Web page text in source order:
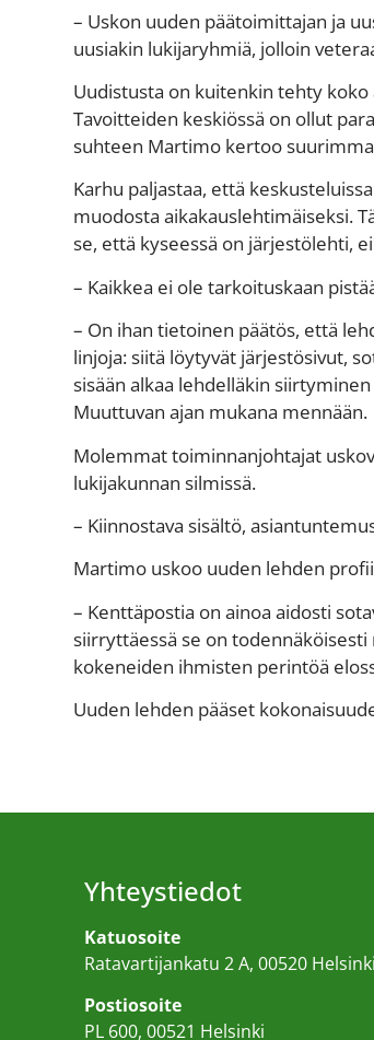
– Uskon uuden päätoimittajan ja
uusiakin lukijaryhmiä, jolloin
Uudistusta on kuitenkin tehty koko
Tavoitteiden keskiössä on ollut
suhteen Martimo kertoo
Karhu paljastaa, että
muodosta aikakauslehtimäiseksi.
se, että kyseessä on järjestölehti,
– Kaikkea ei ole tarkoituskaan
– On ihan tietoinen päätös, että
linjoja: siitä löytyvät järjestösivut,
sisään alkaa lehdelläkin
Muuttuvan ajan mukana mennään.
Molemmat toiminnanjohtajat
lukijakunnan silmissä.
– Kiinnostava sisältö,
Martimo uskoo uuden lehden
– Kenttäpostia on ainoa aidosti
siirryttäessä se on
kokeneiden ihmisten perintöä
Uuden lehden pääset
Yhteystiedot
Katuosoite
Ratavartijankatu 2 A, 00520 Helsinki
Postiosoite
PL 600, 00521 Helsinki